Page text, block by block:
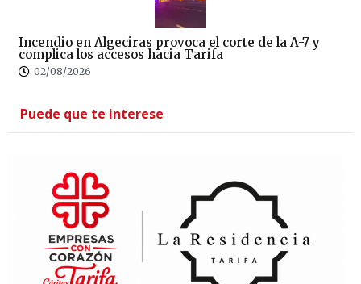
Incendio en Algeciras provoca el corte de la A-7 y
complica los accesos hacia Tarifa
02/08/2026
Puede que te interese